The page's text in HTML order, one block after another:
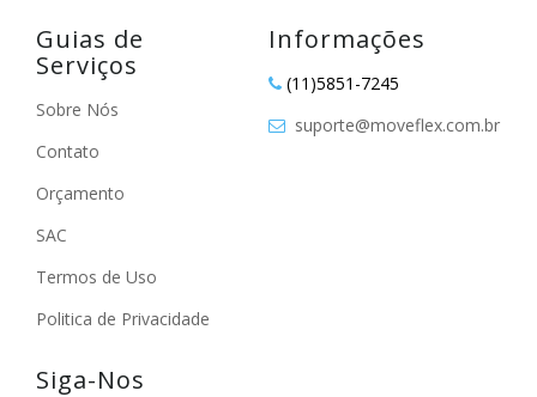
Guias de
Serviços
Sobre Nós
Contato
Orçamento
SAC
Termos de Uso
Politica de Privacidade
Informações
(11)5851-7245
suporte@moveflex.com.br
Siga-Nos